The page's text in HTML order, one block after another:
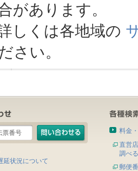
があります。
しくは各地域の
さい。
延状況について
料金
直営
調べる
郵便